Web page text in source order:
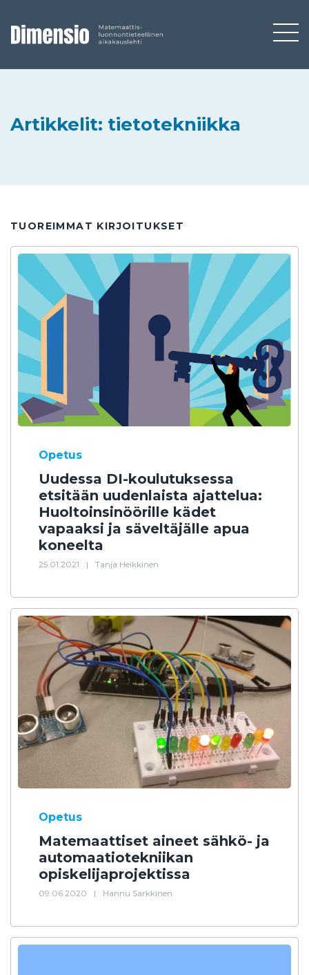
Artikkelit: tietotekniikka
TUOREIMMAT KIRJOITUKSET
Opetus
Uudessa DI-koulutuksessa
etsitään uudenlaista ajattelua:
Huoltoinsinöörille kädet
vapaaksi ja säveltäjälle apua
koneelta
25.01.2021 | Tanja Heikkinen
Opetus
Matemaattiset aineet sähkö- ja
automaatiotekniikan
opiskelijaprojektissa
09.06.2020 | Hannu Sarkkinen